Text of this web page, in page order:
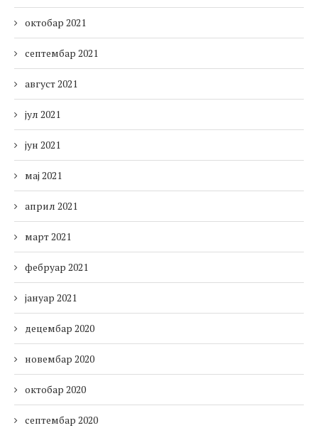
октобар 2021
септембар 2021
август 2021
јул 2021
јун 2021
мај 2021
април 2021
март 2021
фебруар 2021
јануар 2021
децембар 2020
новембар 2020
октобар 2020
септембар 2020